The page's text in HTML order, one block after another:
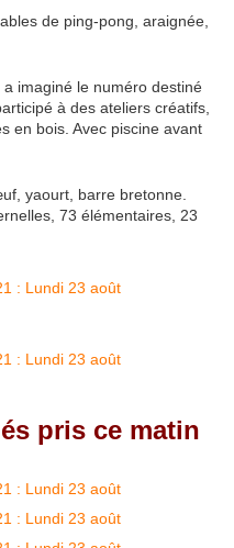
de ping-pong, araignée,
imaginé le numéro destiné
à des ateliers créatifs,
en bois. Avec piscine avant
yaourt, barre bretonne.
73 élémentaires, 23
pris ce matin